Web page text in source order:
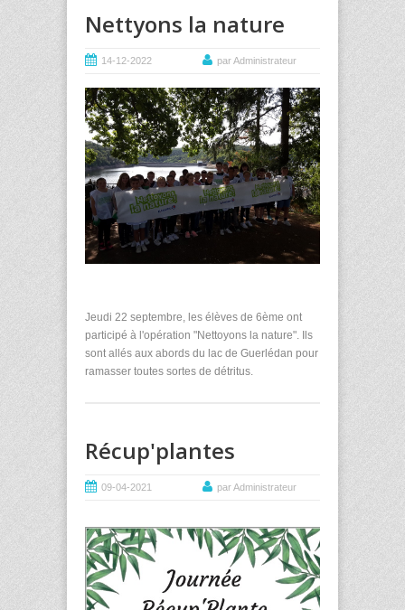
Nettyons la nature
14-12-2022 par Administrateur
Jeudi 22 septembre, les élèves de 6ème ont
participé à l'opération "Nettoyons la nature". Ils
sont allés aux abords du lac de Guerlédan pour
ramasser toutes sortes de détritus.
Récup'plantes
09-04-2021 par Administrateur